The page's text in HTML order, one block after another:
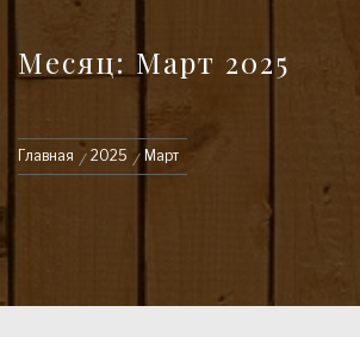
Месяц: Март 2025
Главная 2025 Март